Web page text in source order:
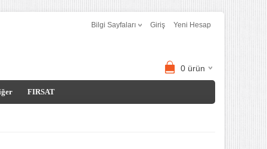
Bilgi Sayfaları Giriş Yeni Hesap
0 ürün
FIRSAT